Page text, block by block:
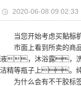
2020-06-08 09:02:33
当您开始考虑买贴标
市面上看到所卖的商
液，沐浴露，洗
洁精等瓶子上。
为什么会有不干胶标